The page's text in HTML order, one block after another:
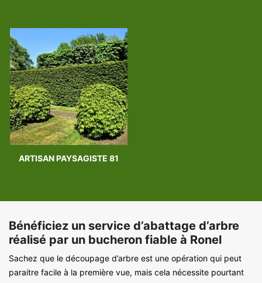
ARTISAN PAYSAGISTE 81
Bénéficiez un service d’abattage d’arbre
réalisé par un bucheron fiable à Ronel
Sachez que le découpage d’arbre est une opération qui peut
paraitre facile à la première vue, mais cela nécessite pourtant